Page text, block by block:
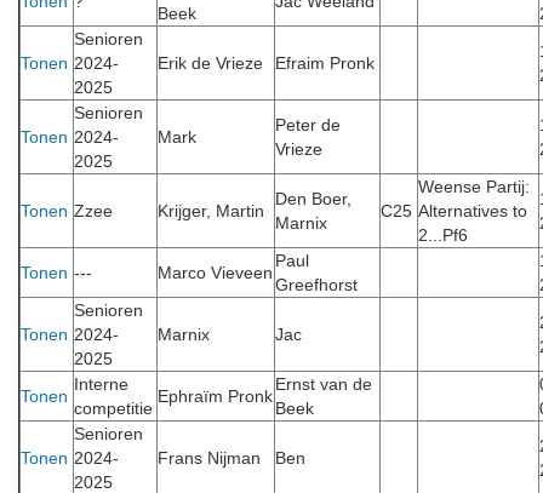
Beek
Tonen
Senioren
2024-
2025
Erik de Vrieze Efraim Pronk
Tonen
Senioren
2024-
2025
Mark
Peter de
Vrieze
Tonen Zzee Krijger, Martin
Den Boer,
Marnix
C25
Weense Partij:
Alternatives to
2...Pf6
Tonen --- Marco Vieveen
Paul
Greefhorst
Tonen
Senioren
2024-
2025
Marnix Jac
Tonen
Interne
competitie
Ephraïm Pronk
Ernst van de
Beek
Tonen
Senioren
2024-
2025
Frans Nijman Ben